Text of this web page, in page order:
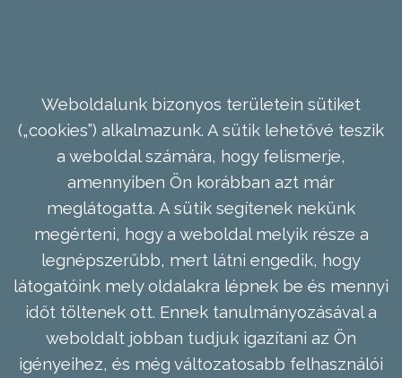
Weboldalunk bizonyos területein sütiket
(„cookies”) alkalmazunk. A sütik lehetővé teszik
a weboldal számára, hogy felismerje,
amennyiben Ön korábban azt már
meglátogatta. A sütik segítenek nekünk
megérteni, hogy a weboldal melyik része a
legnépszerűbb, mert látni engedik, hogy
látogatóink mely oldalakra lépnek be és mennyi
időt töltenek ott. Ennek tanulmányozásával a
weboldalt jobban tudjuk igazítani az Ön
igényeihez, és még változatosabb felhasználói